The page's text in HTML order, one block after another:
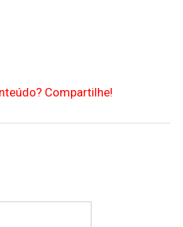
Compartilhe!